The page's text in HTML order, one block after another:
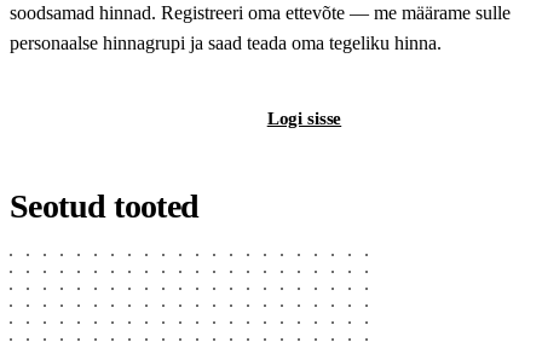
soodsamad hinnad. Registreeri oma ettevõte — me määrame sulle
personaalse hinnagrupi ja saad teada oma tegeliku hinna.
Logi sisse
Seotud tooted